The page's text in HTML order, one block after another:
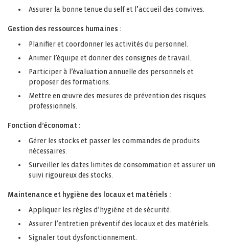
Assurer la bonne tenue du self et l’accueil des convives.
Gestion des ressources humaines :
Planifier et coordonner les activités du personnel.
Animer l’équipe et donner des consignes de travail.
Participer à l’évaluation annuelle des personnels et
proposer des formations.
Mettre en œuvre des mesures de prévention des risques
professionnels.
Fonction d’économat :
Gérer les stocks et passer les commandes de produits
nécessaires.
Surveiller les dates limites de consommation et assurer un
suivi rigoureux des stocks.
Maintenance et hygiène des locaux et matériels :
Appliquer les règles d’hygiène et de sécurité.
Assurer l’entretien préventif des locaux et des matériels.
Signaler tout dysfonctionnement.